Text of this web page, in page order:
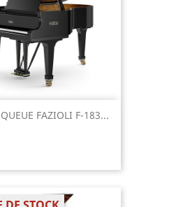
FAZIOLI F-183...